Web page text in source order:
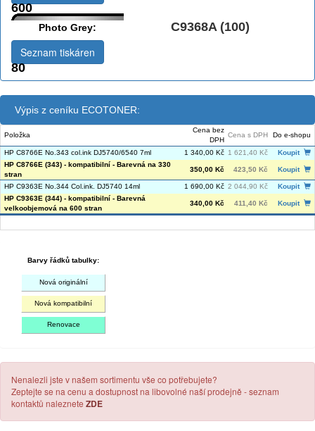
600
Photo Grey: C9368A (100)
80
Seznam tiskáren
Výpis z ceníku ECOTONER:
Položka
Cena bez
DPH
Cena s DPH Do e-shopu
HP C8766E No.343 col.ink DJ5740/6540 7ml 1 340,00 Kč 1 621,40 Kč
Koupit
HP C8766E (343) - kompatibilní - Barevná na 330
stran
350,00 Kč 423,50 Kč Koupit
HP C9363E No.344 Col.ink. DJ5740 14ml 1 690,00 Kč 2 044,90 Kč
Koupit
HP C9363E (344) - kompatibilní - Barevná
velkoobjemová na 600 stran
340,00 Kč 411,40 Kč Koupit
Barvy řádků tabulky:
Nová originální
Nová kompatibilní
Renovace
Nenalezli jste v našem sortimentu vše co potřebujete?
Zeptejte se na cenu a dostupnost na libovolné naší prodejně - seznam
kontaktů naleznete ZDE